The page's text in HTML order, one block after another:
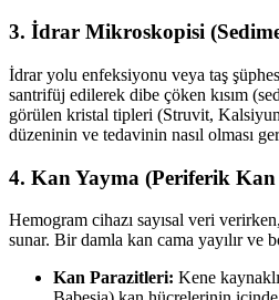
3. İdrar Mikroskopisi
İdrar yolu enfeksiyonu veya taş
santrifüj edilerek dibe çöken kısım
görülen kristal tipleri (Struvit,
düzeninin ve tedavinin nasıl olması
4. Kan Yayma (Periferik Kan
Hemogram cihazı sayısal veri
sunar. Bir damla kan cama yayılır ve
Kan Parazitleri: Kene